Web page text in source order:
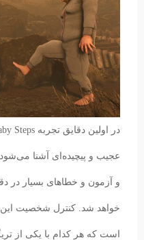
عجیب و پیچیده‌ای آشنا
و آزمون و خطاهای بسیار در
خواهد شد. کنترل شخصیت این
است که هر کدام با یکی از